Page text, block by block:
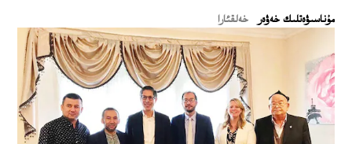
ﻣﯘﻧﺎﺳﯩﯟﻩﺗﻠﯩﻚ ﺧﻪﯞﻩﺭ خەلقئارا